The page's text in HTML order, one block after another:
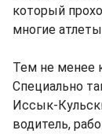
который
многие
Тем не менее
Специально
Иссык-
водитель,